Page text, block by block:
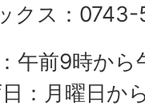
クス：
午前9時か
：月曜日か